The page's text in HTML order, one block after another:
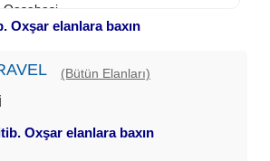
Qəsəbəsi
parkı
əlavə ural ilə)
Oxşar elanlara baxın
(Bütün Elanları)
Oxşar elanlara baxın